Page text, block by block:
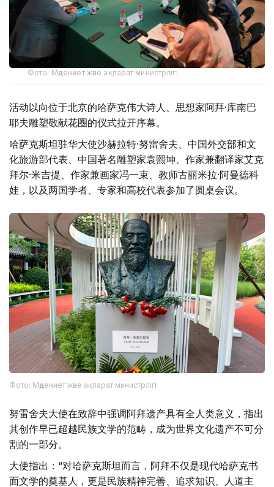
Фото: Мәдениет және ақпарат министрлігі
活动以向位于北京的哈萨克伟大诗人、思想家阿拜·库南巴
耶夫雕塑敬献花圈的仪式拉开序幕。
哈萨克斯坦驻华大使沙赫拉特·努雷舍夫、中国外交部和文
化旅游部代表、中国著名雕塑家袁熙坤、作家兼翻译家艾克
拜尔·米吉提、作家兼画家冯一束、教师古丽米拉·阿曼德科
娃，以及两国学者、专家和高校代表参加了圆桌会议。
Фото: Мәдениет және ақпарат министрлігі
努雷舍夫大使在致辞中强调阿拜遗产具有全人类意义，指出
其创作早已超越民族文学的范畴，成为世界文化遗产不可分
割的一部分。
大使指出：“对哈萨克斯坦而言，阿拜不仅是现代哈萨克书
面文学的奠基人，更是民族精神完善、追求知识、人道主